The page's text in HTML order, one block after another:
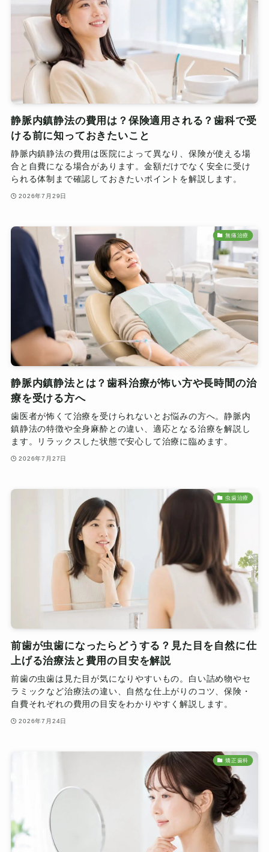
静脈内鎮静法の費用は？保険適用される？歯科で受
ける前に知っておきたいこと
静脈内鎮静法の費用は医院によって異なり、保険が使える場
合と自費になる場合があります。金額だけでなく安全に受け
られる体制まで確認しておきたいポイントを解説します。
2026年7月29日
無痛治療
静脈内鎮静法とは？歯科治療が怖い方や長時間の治
療を受ける方へ
歯医者が怖くて治療を受けられないとお悩みの方へ。静脈内
鎮静法の特徴や全身麻酔との違い、適応となる治療を解説し
ます。リラックスした状態で安心して治療に臨めます。
2026年7月27日
虫歯治療
前歯が虫歯になったらどうする？見た目を自然に仕
上げる治療法と費用の目安を解説
前歯の虫歯は見た目が気になりやすいもの。白い詰め物やセ
ラミックなど治療法の違い、自然な仕上がりのコツ、保険・
自費それぞれの費用の目安をわかりやすく解説します。
2026年7月24日
矯正歯科